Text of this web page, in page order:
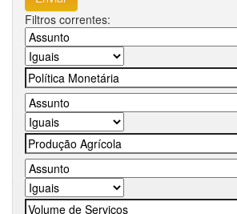
Filtros correntes: